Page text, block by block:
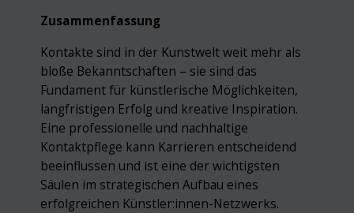
Zusammenfassung
Kontakte sind in der Kunstwelt weit mehr als
bloße Bekanntschaften – sie sind das
Fundament für künstlerische Möglichkeiten,
langfristigen Erfolg und kreative Inspiration.
Eine professionelle und nachhaltige
Kontaktpflege kann Karrieren entscheidend
beeinflussen und ist eine der wichtigsten
Säulen im strategischen Aufbau eines
erfolgreichen Künstler:innen-Netzwerks.